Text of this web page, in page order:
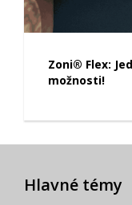
Zoni® Flex:
možnosti!
Hlavné témy